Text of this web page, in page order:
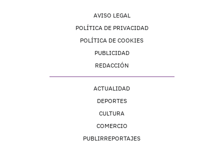
AVISO LEGAL
POLÍTICA DE PRIVACIDAD
POLÍTICA DE COOKIES
PUBLICIDAD
REDACCIÓN
ACTUALIDAD
DEPORTES
CULTURA
COMERCIO
PUBLIRREPORTAJES